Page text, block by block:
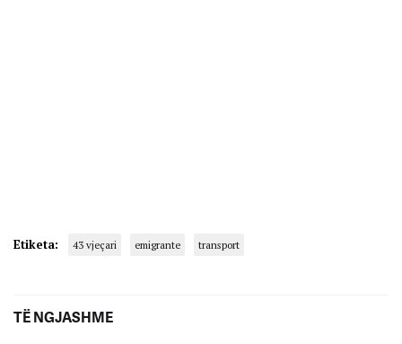
Etiketa: 43 vjeçari emigrante transport
TË NGJASHME